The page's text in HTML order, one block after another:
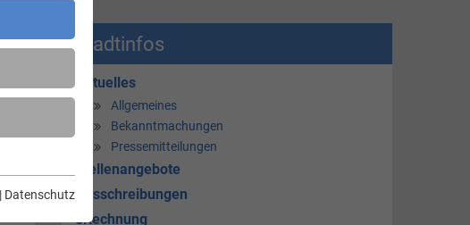
| Datenschutz
in
Stadtinfos
Aktuelles
Allgemeines
Bekanntmachungen
Pressemitteilungen
Stellenangebote
Ausschreibungen
eRechnung